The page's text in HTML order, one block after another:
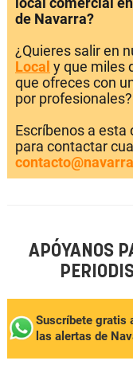
de Navarra?
¿Quieres salir en
Local y que miles
que ofreces con
por profesionales?
Escríbenos a
para contactar
APÓYANOS
Suscríbete gratis
las alertas de